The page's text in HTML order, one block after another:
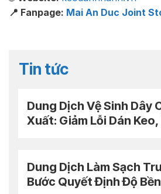
📍 Fanpage: Mai An Duc Joint
Tin tức
Dung Dịch Vệ Sinh Dây
Xuất: Giảm Lỗi Dán Keo,
Dung Dịch Làm Sạch
Bước Quyết Định Độ